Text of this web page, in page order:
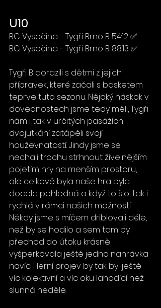
U10
BC Vysočina - Tygři Brno B 54:12 ✅
BC Vysočina - Tygři Brno B 88:13 ✅
Tygři B dorazili s dětmi z jejich
přípravek, které začali s basketem
teprve tuto sezonu. Nějaký náskok v
dovednostech jsme tedy měli, Tygři
nám i tak v určitých pasážích
dvojutkání zatápěli svojí
houževnatostí. Jindy jsme se
nechali trochu strhnout živelnějším
pojetím hry na menším prostoru,
ale celkově byla naše hra byla
docela pohledná a když to šlo, tak i
rychlá v rámci našich možností.
Někdy jsme s míčem driblovali déle,
než by se hodilo a sem tam by
přechod do útoku krásně
vyšperkovala ještě jedna nahrávka
navíc. Herní projev by tak byl ještě
víc kolektivní a víc oku lahodící než
slunná neděle.